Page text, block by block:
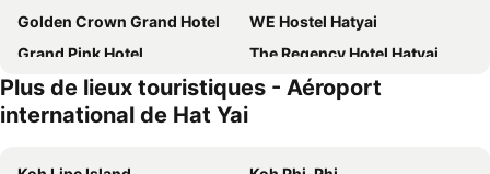
Golden Crown Grand Hotel
WE Hostel Hatyai
Grand Pink Hotel
The Regency Hotel Hatyai
Leevana Hotel
Buri Sriphu Hotel
Hi Season Hotel
Plus de lieux touristiques - Aéroport
international de Hat Yai